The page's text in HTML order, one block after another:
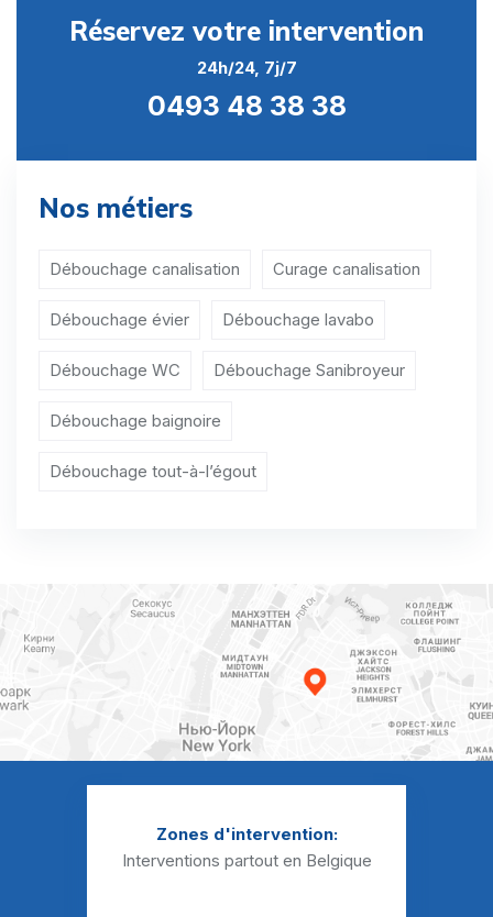
Curage canalisation Namur
Curage canalisation Ohey
Curage canalisation Sombreffe
Curage canalisation Aische-en-Refail
Curage canalisation Beuzet
Curage canalisation Bierwart
Curage canalisation Biesme
Curage canalisation Biesmerée
Réservez votre intervention
24h/24, 7j/7
0493 48 38 38
Nos métiers
Débouchage canalisation Curage canalisation
Débouchage évier Débouchage lavabo
Débouchage WC Débouchage Sanibroyeur
Débouchage baignoire
Débouchage tout-à-l’égout
Zones d'intervention:
Interventions partout en Belgique